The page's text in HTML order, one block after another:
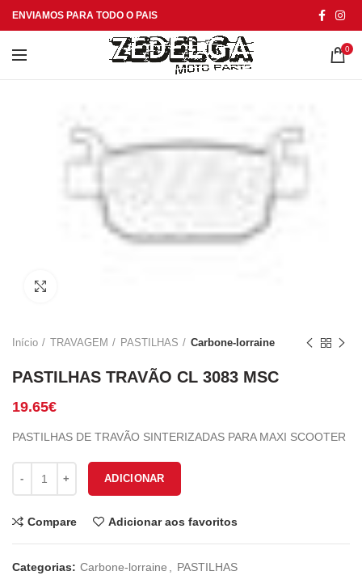
ENVIAMOS PARA TODO O PAIS
0
Início TRAVAGEM PASTILHAS Carbone-lorraine
PASTILHAS TRAVÃO CL 3083 MSC
19.65€
PASTILHAS DE TRAVÃO SINTERIZADAS PARA MAXI SCOOTER
Quantidade de PASTILHAS TRAVÃO CL 3083 MSC
ADICIONAR
Compare Adicionar aos favoritos
Categorias: Carbone-lorraine PASTILHAS